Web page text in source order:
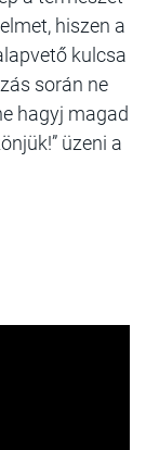
hiszen a
kulcsa
során ne
hagyj magad
üzeni a